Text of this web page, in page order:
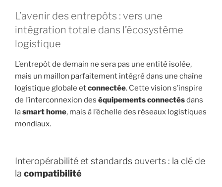
L’avenir des entrepôts : vers une
intégration totale dans l’écosystème
logistique
L’entrepôt de demain ne sera pas une entité isolée,
mais un maillon parfaitement intégré dans une chaîne
logistique globale etconnectée. Cette vision s’inspire
de l’interconnexion des équipements connectésdans
lasmart home, mais à l’échelle des réseaux logistiques
mondiaux.
Interopérabilité et standards ouverts : la clé de
la compatibilité